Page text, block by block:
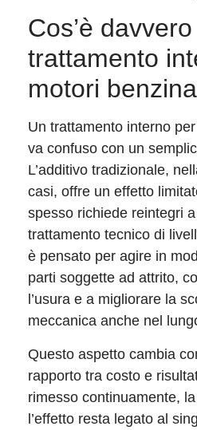
Cos’è
trattamento
motori benzina
Un trattamento interno
va confuso con un
L’additivo tradizionale,
casi, offre un effetto
spesso richiede reintegri
trattamento tecnico di
è pensato per agire in
parti soggette ad attrito,
l’usura e a migliorare la
meccanica anche nel
Questo aspetto cambia
rapporto tra costo e
rimesso continuamente,
l’effetto resta legato al